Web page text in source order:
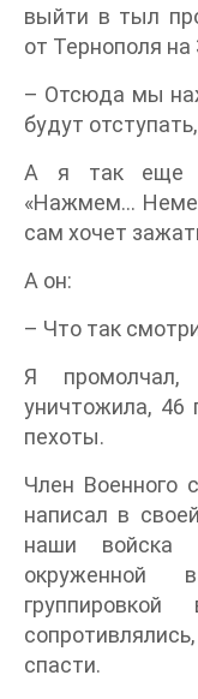
выйти в тыл
от Тернополя
– Отсюда мы
будут
А я так еще
«Нажмем…
сам хочет
А он:
– Что так
Я
уничтожила,
пехоты.
Член Военного
написал в
наши войска
окруженной
спасти.